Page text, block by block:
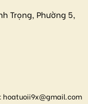
Trọng, Phường 5,
hoatuoii9x@gmail.com